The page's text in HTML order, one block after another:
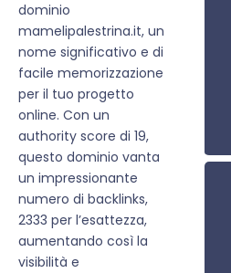
dominio
mamelipalestrina.it, un
nome significativo e di
facile memorizzazione
per il tuo progetto
online. Con un
authority score di 19,
questo dominio vanta
un impressionante
numero di backlinks,
2333 per l’esattezza,
aumentando così la
visibilità e